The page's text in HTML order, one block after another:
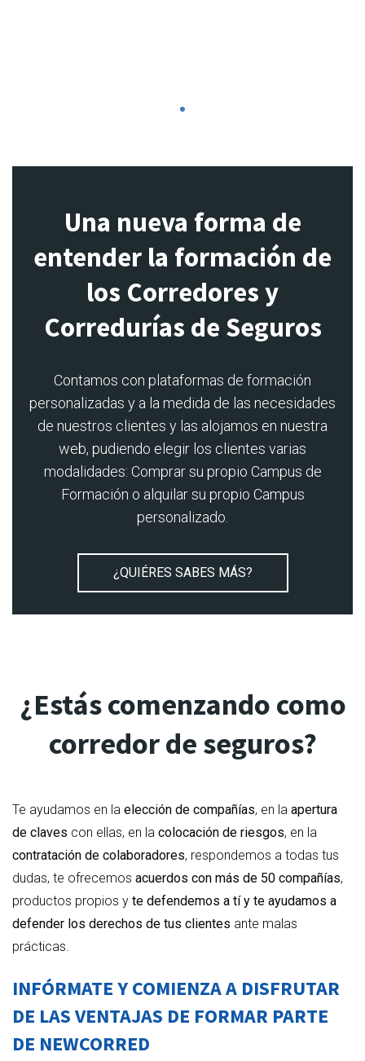
Una nueva forma de
entender la formación de
los Corredores y
Corredurías de Seguros
Contamos con plataformas de formación
personalizadas y a la medida de las necesidades
de nuestros clientes y las alojamos en nuestra
web, pudiendo elegir los clientes varias
modalidades: Comprar su propio Campus de
Formación o alquilar su propio Campus
personalizado.
¿QUIÉRES SABES MÁS?
¿Estás comenzando como
corredor de seguros?
Te ayudamos en la elección de compañías, en la apertura
de claves con ellas, en la colocación de riesgos, en la
contratación de colaboradores, respondemos a todas tus
dudas, te ofrecemos acuerdos con más de 50 compañías,
productos propios y te defendemos a tí y te ayudamos a
defender los derechos de tus clientes ante malas
prácticas.
INFÓRMATE Y COMIENZA A DISFRUTAR
DE LAS VENTAJAS DE FORMAR PARTE
DE NEWCORRED